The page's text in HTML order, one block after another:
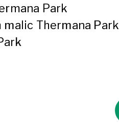
Park
malic Thermana Park